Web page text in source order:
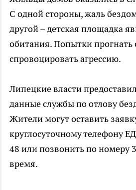
С одной стороны, жаль
другой – детская площадка
обитания. Попытки прогнать
спровоцировать агрессию.
Липецкие власти
данные службы по отлову
Жители могут оставить
круглосуточному телефону
48 или позвонить по номеру
время.